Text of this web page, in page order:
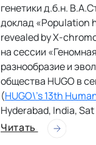
генетики д.б.н.
доклад «Population
revealed by X-
на сессии
разнообразие и
общества HUGO в
(HUGO\'s 13th
Hyderabad, India,
Читать